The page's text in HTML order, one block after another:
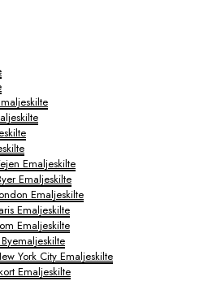
Emaljeskilte
Emaljeskilte
Emaljeskilte
Emaljeskilte
Emaljeskilte
York City Emaljeskilte
Emaljeskilte